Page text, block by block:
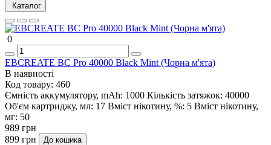
Каталог
0
EBCREATE BC Pro 40000 Black Mint (Чорна м'ята)
В наявності
Код товару: 460
Ємність аккумулятору, mAh: 1000 Кількість затяжок: 40000
Об'єм картриджу, мл: 17 Вміст нікотину, %: 5 Вміст нікотину,
мг: 50
989 грн
899 грн
До кошика